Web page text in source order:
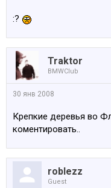
:?
Traktor
BMWClub
30 янв 2008
Крепкие деревья во
коментировать..
roblezz
Guest